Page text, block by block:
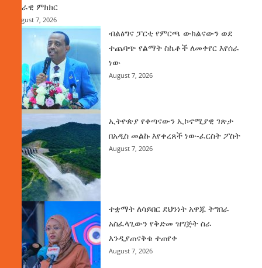
ሀገራዊ ምክክር
August 7, 2026
ብልፅግና ፓርቲ የምርጫ ውክልናውን ወደ
ተጨባጭ የልማት ስኬቶች ለመቀየር እየሰራ
ነው
August 7, 2026
ኢትዮጵያ የቀጣናውን ኢኮኖሚያዊ ገጽታ
በአዲስ መልኩ እየቀረጸች ነው-ፈርስት ፖስት
August 7, 2026
ተቋማት ለሳይበር ደህንነት አዋጁ ትግበራ
አስፈላጊውን የቅድመ ዝግጅት ስራ
እንዲያጠናቅቁ ተጠየቀ
August 7, 2026